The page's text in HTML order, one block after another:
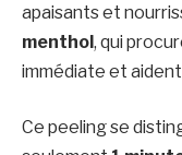
apaisants et
menthol, qui
immédiate et
Ce peeling se